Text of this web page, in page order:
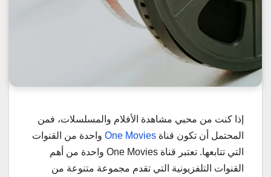
إذا كنت من محبي مشاهدة الأفلام والمسلسلات، فمن
المحتمل أن تكون قناة One Movies واحدة من القنوات
التي تتابعها. تعتبر قناة One Movies واحدة من أهم
القنوات التلفزيونية التي تقدم مجموعة متنوعة من